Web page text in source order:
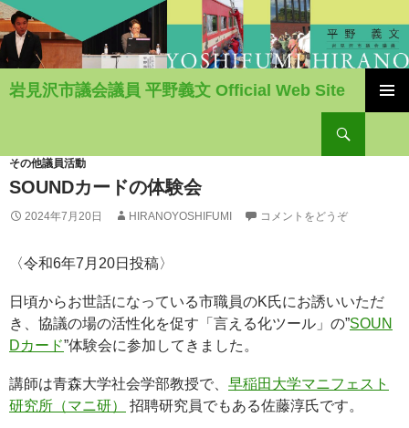
岩見沢市議会議員 平野義文 Official Web Site
ン
ツ
移
その他議員活動
SOUNDカードの体験会
2024年7月20日 HIRANOYOSHIFUMI コメントをどうぞ
〈令和6年7月20日投稿〉
日頃からお世話になっている市職員のK氏にお誘いいただ
き、協議の場の活性化を促す「言える化ツール」の”SOUN
Dカード”体験会に参加してきました。
講師は青森大学社会学部教授で、 早稲田大学マニフェスト
研究所（マニ研）
招聘研究員でもある佐藤淳氏です。